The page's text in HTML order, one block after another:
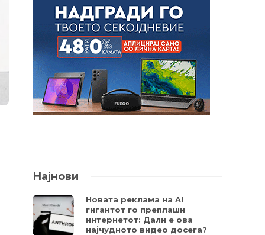
Најнови
Новата реклама на AI
гигантот го преплаши
интернетот: Дали е ова
најчудното видео досега?